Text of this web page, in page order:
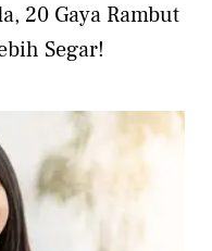
20 Gaya Rambut
Segar!